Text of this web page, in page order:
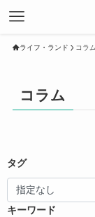
ライフ・ランド コラム
コラム
タグ
キーワード